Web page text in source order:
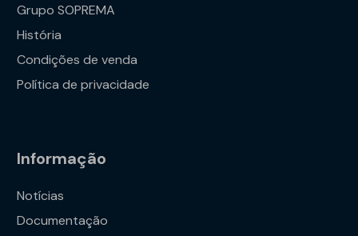
Grupo SOPREMA
História
Condições de venda
Política de privacidade
Informação
Notícias
Documentação